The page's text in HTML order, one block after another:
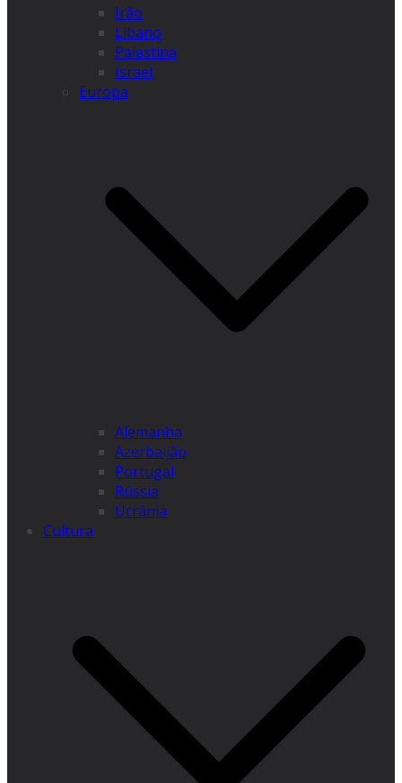
Irão
Líbano
Palestina
Israel
Europa
Alemanha
Azerbaijão
Portugal
Rússia
Ucrânia
Cultura